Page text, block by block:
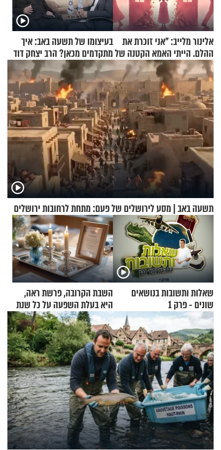
אלינור מלייב: "אני זוכרת את
ההלם. הייתי האמא הקטנה של
הבית"
בעיצומו של תשעה באב: איך
מתקדמים מכאן? הרב יצחק דוד
גרוסמן בשיחה מיוחדת
תשעה באב | מסע לירושלים של פעם: מתחת לרחובות ירושלים
שאלות ותשובות בנושאים
שונים - פרק 1
השבת הקרובה, פרשת ראה,
היא בעלת השפעה על כל שנת
תשפ"ז